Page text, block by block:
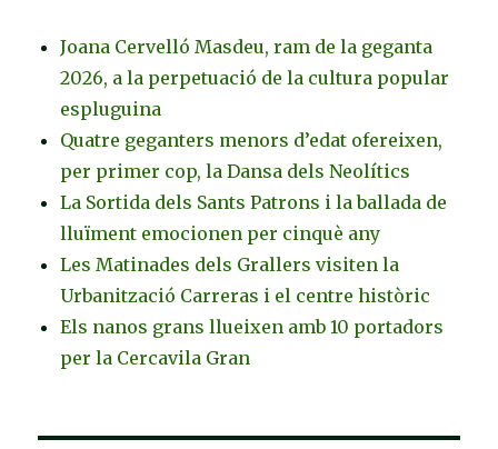
Joana Cervelló Masdeu, ram de la geganta
2026, a la perpetuació de la cultura popular
espluguina
Quatre geganters menors d’edat ofereixen,
per primer cop, la Dansa dels Neolítics
La Sortida dels Sants Patrons i la ballada de
lluïment emocionen per cinquè any
Les Matinades dels Grallers visiten la
Urbanització Carreras i el centre històric
Els nanos grans llueixen amb 10 portadors
per la Cercavila Gran